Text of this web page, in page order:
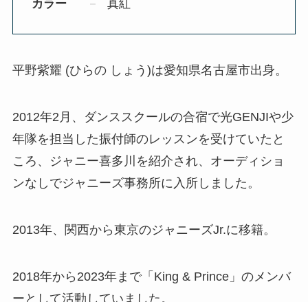
カラー 真紅
平野紫耀 (ひらの しょう)は愛知県名古屋市出身。
2012年2月、ダンススクールの合宿で光GENJIや少
年隊を担当した振付師のレッスンを受けていたと
ころ、ジャニー喜多川を紹介され、オーディショ
ンなしでジャニーズ事務所に入所しました。
2013年、関西から東京のジャニーズJr.に移籍。
2018年から2023年まで「King & Prince」のメンバ
ーとして活動していました。